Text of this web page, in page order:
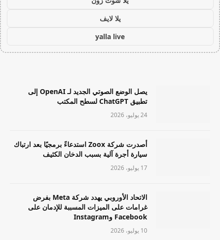
يلا لايف
yalla live
يصل الوضع الصوتي الجديد لـ OpenAI إلى
تطبيق ChatGPT لسطح المكتب
24 يوليو، 2026
أصدرت شركة Zoox استدعاءً برمجيًا بعد ارتباك
سيارة أجرة آلية بسبب الدخان الكثيف
17 يوليو، 2026
الاتحاد الأوروبي يهدد شركة Meta بفرض
غرامات على الميزات المسببة للإدمان على
Facebook وInstagram
10 يوليو، 2026